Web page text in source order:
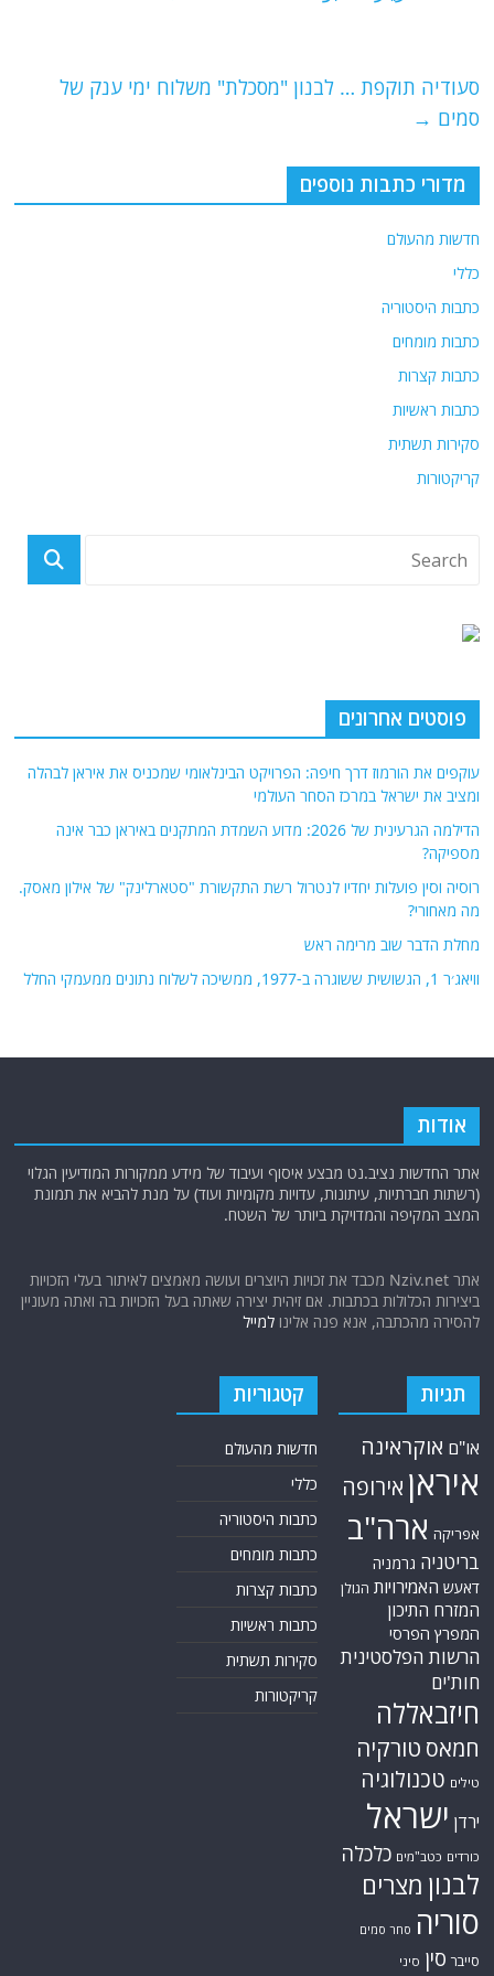
p
o
סעודיה תוקפת … לבנון "מסכלת" משלוח ימי ענק של
סמים →
מדורי כתבות נוספים
חדשות מהעולם
כללי
כתבות היסטוריה
כתבות מומחים
כתבות קצרות
כתבות ראשיות
סקירות תשתית
קריקטורות
פוסטים אחרונים
עוקפים את הורמוז דרך חיפה: הפרויקט הבינלאומי שמכניס את איראן לבהלה
ומציב את ישראל במרכז הסחר העולמי
הדילמה הגרעינית של 2026: מדוע השמדת המתקנים באיראן כבר אינה
מספיקה?
רוסיה וסין פועלות יחדיו לנטרול רשת התקשורת "סטארלינק" של אילון מאסק.
מה מאחורי?
מחלת הדבר שוב מרימה ראש
וויאג׳ר 1, הגשושית ששוגרה ב-1977, ממשיכה לשלוח נתונים ממעמקי החלל
אודות
אתר החדשות נציב.נט מבצע איסוף ועיבוד של מידע ממקורות המודיעין הגלוי
(רשתות חברתיות, עיתונות, עדויות מקומיות ועוד) על מנת להביא את תמונת
המצב המקיפה והמדויקת ביותר של השטח.
אתר Nziv.net מכבד את זכויות היוצרים ועושה מאמצים לאיתור בעלי הזכויות
ביצירות הכלולות בכתבות. אם זיהית יצירה שאתה בעל הזכויות בה ואתה מעוניין
להסירה מהכתבה, אנא פנה אלינולמייל
תגיות
או"ם אוקראינה
איראן אירופה
אפריקה ארה"ב
בריטניה גרמניה
דאעש האמירויות הגולן
המזרח התיכון
המפרץ הפרסי
הרשות הפלסטינית
חות'ים
חיזבאללה
חמאס טורקיה
טילים טכנולוגיה
ירדן ישראל
כורדים כטב"מים כלכלה
לבנון מצרים
סוריה סחר סמים
סייבר סין סיני
קטגוריות
חדשות מהעולם
כללי
כתבות היסטוריה
כתבות מומחים
כתבות קצרות
כתבות ראשיות
סקירות תשתית
קריקטורות